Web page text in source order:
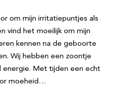
om mijn irritatiepuntjes als
vind het moeilijk om mijn
kennen na de geboorte
Wij hebben een zoontje
energie. Met tijden een echt
moeheid…